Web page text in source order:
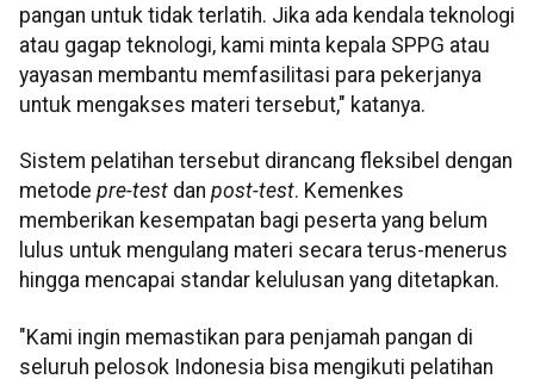
pangan untuk tidak terlatih. Jika ada kendala teknologi
atau gagap teknologi, kami minta kepala SPPG atau
yayasan membantu memfasilitasi para pekerjanya
untuk mengakses materi tersebut," katanya.
Sistem pelatihan tersebut dirancang fleksibel dengan
metode pre-test dan post-test. Kemenkes
memberikan kesempatan bagi peserta yang belum
lulus untuk mengulang materi secara terus-menerus
hingga mencapai standar kelulusan yang ditetapkan.
"Kami ingin memastikan para penjamah pangan di
seluruh pelosok Indonesia bisa mengikuti pelatihan